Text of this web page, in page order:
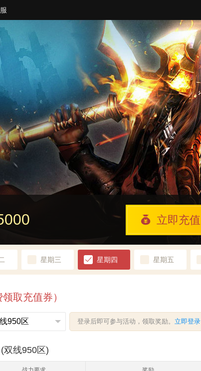
立即充值
星期三 星期四 星期五
取充值券）
登录后即可参与活动，领取奖励。 立即登录
(双线950区)